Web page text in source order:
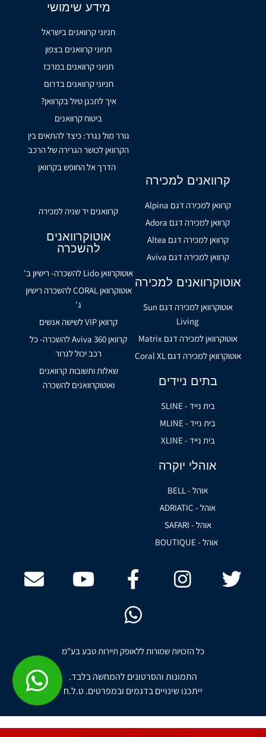
מידע שימושי
חניוני קרוואנים בישראל
חניוני קרוואנים בצפון
חניוני קרוואנים במרכז
חניוני קרוואנים בדרום
איך לתכנן טיול בקרוואן?
ביטוח קרוואנים
גורר מול נגרר: כיצד להתאים בין
הקרוואן לכושר הגרירה של הרכב
הדרך אל החופש בקרוואן
קרוואנים למכירה
קרוואן למכירה דגם Alpina
קרוואן למכירה דגם Adora
קרוואן למכירה דגם Altea
קרוואן למכירה דגם Aviva
אוטוקרוואנים למכירה
אוטוקרוואן למכירה דגם Sun
Living
אוטוקרוואן למכירה דגם Matrix
אוטוקרוואן למכירה דגם Coral XL
בתים ניידים
בית נייד - SLINE
בית נייד - MLINE
בית נייד - XLINE
אוהלי יוקרה
אוהל - BELL
אוהל - ADRIATIC
אוהל - SAFARI
אוהל - BOUTIQUE
קרוואנים יד שניה למכירה
אוטוקרוואנים
להשכרה
אוטוקרוואן Lido להשכרה- רישיון ב'
אוטוקרוואן CORAL להשכרה רישיון
ג'
קרוואן VIP לשישה אנשים
קרוואן Aviva 360 להשכרה- כל
רכב יכול לגרור
שאלות ותשובות קרוואנים
ואוטוקרוואנים להשכרה
כל הזכויות שמורות ללאופק תיירות טבע בע"מ
התמונות והסרטונים להמחשה בלבד.
ייתכנו שינויים בדגמים ובמפרטים. ט.ל.ח